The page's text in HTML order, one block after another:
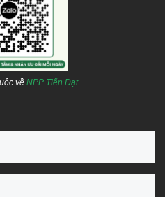
miễn phí)-028 668 35 368
về NPP Tiến Đạt